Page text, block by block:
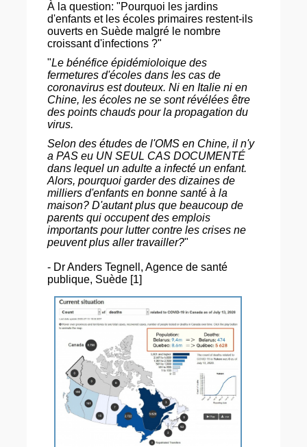
À la question: "Pourquoi les jardins
d'enfants et les écoles primaires restent-ils
ouverts en Suède malgré le nombre
croissant d'infections ?"
"Le bénéfice épidémioloique des
fermetures d'écoles dans les cas de
coronavirus est douteux. Ni en Italie ni en
Chine, les écoles ne se sont révélées être
des points chauds pour la propagation du
virus.
Selon des études de l'OMS en Chine, il n'y
a PAS eu UN SEUL CAS DOCUMENTÉ
dans lequel un adulte a infecté un enfant.
Alors, pourquoi garder des dizaines de
milliers d'enfants en bonne santé à la
maison? D'autant plus que beaucoup de
parents qui occupent des emplois
importants pour lutter contre les crises ne
peuvent plus aller travailler?"
- Dr Anders Tegnell, Agence de santé
publique, Suède [1]